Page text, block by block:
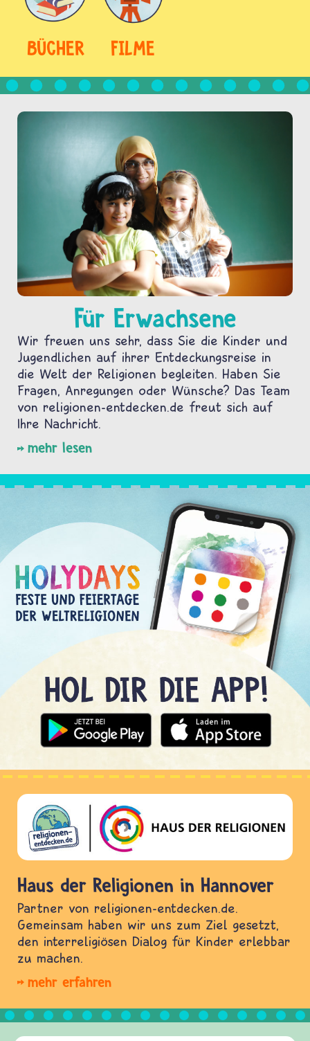
BÜCHER FILME
Für Erwachsene
Wir freuen uns sehr, dass Sie die Kinder und
Jugendlichen auf ihrer Entdeckungsreise in
die Welt der Religionen begleiten. Haben Sie
Fragen, Anregungen oder Wünsche? Das Team
von religionen-entdecken.de freut sich auf
Ihre Nachricht.
mehr lesen
Haus der Religionen in Hannover
Partner von religionen-entdecken.de.
Gemeinsam haben wir uns zum Ziel gesetzt,
den interreligiösen Dialog für Kinder erlebbar
zu machen.
mehr erfahren